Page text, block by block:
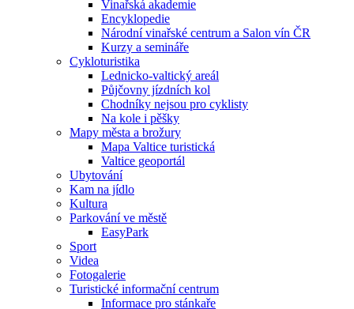
Vinařská akademie
Encyklopedie
Národní vinařské centrum a Salon vín ČR
Kurzy a semináře
Cykloturistika
Lednicko-valtický areál
Půjčovny jízdních kol
Chodníky nejsou pro cyklisty
Na kole i pěšky
Mapy města a brožury
Mapa Valtice turistická
Valtice geoportál
Ubytování
Kam na jídlo
Kultura
Parkování ve městě
EasyPark
Sport
Videa
Fotogalerie
Turistické informační centrum
Informace pro stánkaře